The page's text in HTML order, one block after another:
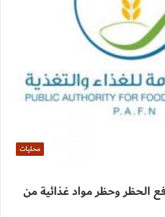
محليات
الحظر وحظر مواد غذائية من